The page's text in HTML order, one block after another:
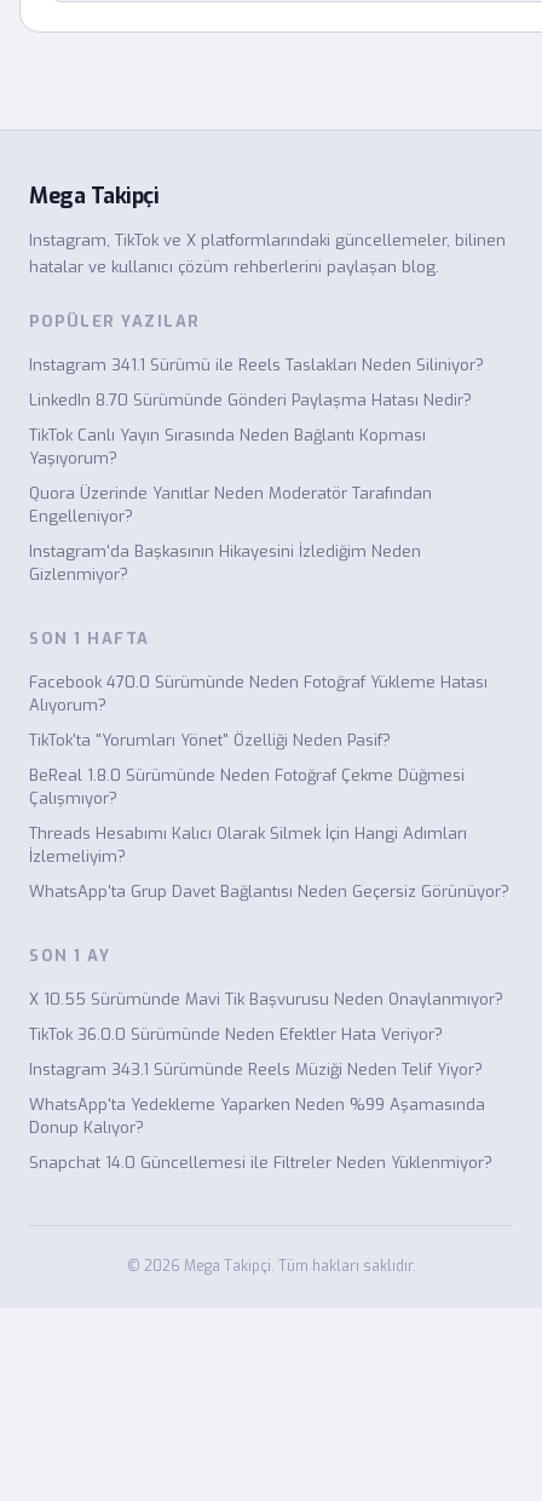
Mega Takipçi
Instagram, TikTok ve X platformlarındaki güncellemeler, bilinen
hatalar ve kullanıcı çözüm rehberlerini paylaşan blog.
POPÜLER YAZILAR
Instagram 341.1 Sürümü ile Reels Taslakları Neden Siliniyor?
LinkedIn 8.70 Sürümünde Gönderi Paylaşma Hatası Nedir?
TikTok Canlı Yayın Sırasında Neden Bağlantı Kopması
Yaşıyorum?
Quora Üzerinde Yanıtlar Neden Moderatör Tarafından
Engelleniyor?
Instagram'da Başkasının Hikayesini İzlediğim Neden
Gizlenmiyor?
SON 1 HAFTA
Facebook 470.0 Sürümünde Neden Fotoğraf Yükleme Hatası
Alıyorum?
TikTok'ta "Yorumları Yönet" Özelliği Neden Pasif?
BeReal 1.8.0 Sürümünde Neden Fotoğraf Çekme Düğmesi
Çalışmıyor?
Threads Hesabımı Kalıcı Olarak Silmek İçin Hangi Adımları
İzlemeliyim?
WhatsApp'ta Grup Davet Bağlantısı Neden Geçersiz Görünüyor?
SON 1 AY
X 10.55 Sürümünde Mavi Tik Başvurusu Neden Onaylanmıyor?
TikTok 36.0.0 Sürümünde Neden Efektler Hata Veriyor?
Instagram 343.1 Sürümünde Reels Müziği Neden Telif Yiyor?
WhatsApp'ta Yedekleme Yaparken Neden %99 Aşamasında
Donup Kalıyor?
Snapchat 14.0 Güncellemesi ile Filtreler Neden Yüklenmiyor?
© 2026 Mega Takipçi. Tüm hakları saklıdır.